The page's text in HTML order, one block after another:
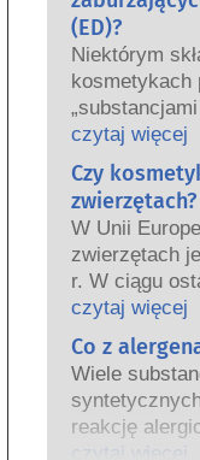
(ED)?
Niektórym
kosmetykach
hormonalną”,
niektóre
Tylko
hormon, nie
Wiele
hormony.
są to głównie
potwierdzone
układu
produktów
czytaj więcej
Czy
W Unii
zwierzętach
r. W ciągu
kosmetyczny
tak aby
testowania
czytaj więcej
Co z
Wiele
reakcję
czytaj więcej